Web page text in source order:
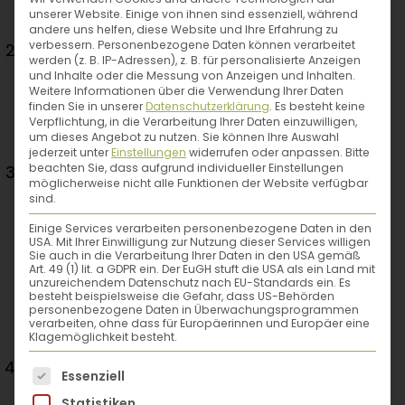
auskühlen lassen.
Den Teig gleichmäßig in eine Torten- oder
Quicheform hineindrücken, dabei seitlich
einen kleinen Rand hochziehen. Das
zerkleinerte Gemüse auf dem Teigboden
verteilen.
Für den Guss Räuchertofu, aufschlagbare
Sojasahne und das Joghurt mit dem
Pürierstab zerkleinern. Steinsalz, Kurkuma,
Chili und Olivenöl sowie Pfeilwurzelstärke
und Kichererbsenmehl untermengen. Noch
einmal alles mit dem Pürierstab gut
vermengen und dann über das Gemüse
gießen.
Im auf 180 °C vorgeheizten Backrohr ca. 25–
30 Minuten backen, bis die Oberfläche leicht
unserer Website. Einige von ihnen sind essenziell, während
andere uns helfen, diese Website und Ihre Erfahrung zu
verbessern. Personenbezogene Daten können verarbeitet
werden (z. B. IP-Adressen), z. B. für personalisierte Anzeigen
und Inhalte oder die Messung von Anzeigen und Inhalten.
Weitere Informationen über die Verwendung Ihrer Daten
finden Sie in unsererDatenschutzerklärung. Es besteht keine
Verpflichtung, in die Verarbeitung Ihrer Daten einzuwilligen,
um dieses Angebot zu nutzen. Sie können Ihre Auswahl
jederzeit unterEinstellungen widerrufen oder anpassen. Bitte
beachten Sie, dass aufgrund individueller Einstellungen
möglicherweise nicht alle Funktionen der Website verfügbar
sind.
Einige Services verarbeiten personenbezogene Daten in den
USA. Mit Ihrer Einwilligung zur Nutzung dieser Services willigen
Sie auch in die Verarbeitung Ihrer Daten in den USA gemäß
Art. 49 (1) lit. a GDPR ein. Der EuGH stuft die USA als ein Land mit
unzureichendem Datenschutz nach EU-Standards ein. Es
besteht beispielsweise die Gefahr, dass US-Behörden
personenbezogene Daten in Überwachungsprogrammen
verarbeiten, ohne dass für Europäerinnen und Europäer eine
Klagemöglichkeit besteht.
Es folgt eine Liste der Service-Gruppen, für die
Essenziell